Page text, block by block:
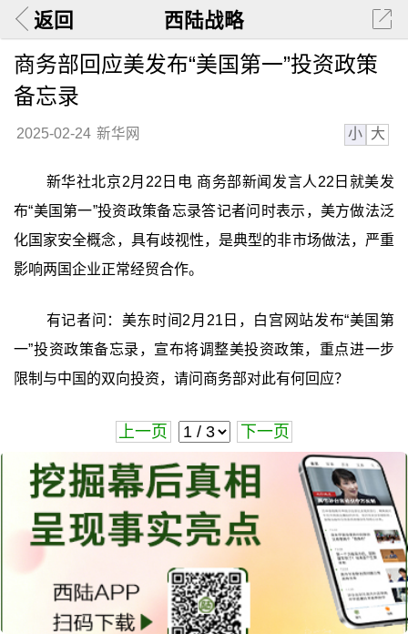
返回 西陆战略
商务部回应美发布“美国第一”投资政策
备忘录
2025-02-24 新华网 小 大
新华社北京2月22日电 商务部新闻发言人22日就美发
布“美国第一”投资政策备忘录答记者问时表示，美方做法泛
化国家安全概念，具有歧视性，是典型的非市场做法，严重
影响两国企业正常经贸合作。
有记者问：美东时间2月21日，白宫网站发布“美国第
一”投资政策备忘录，宣布将调整美投资政策，重点进一步
限制与中国的双向投资，请问商务部对此有何回应？
上一页 下一页